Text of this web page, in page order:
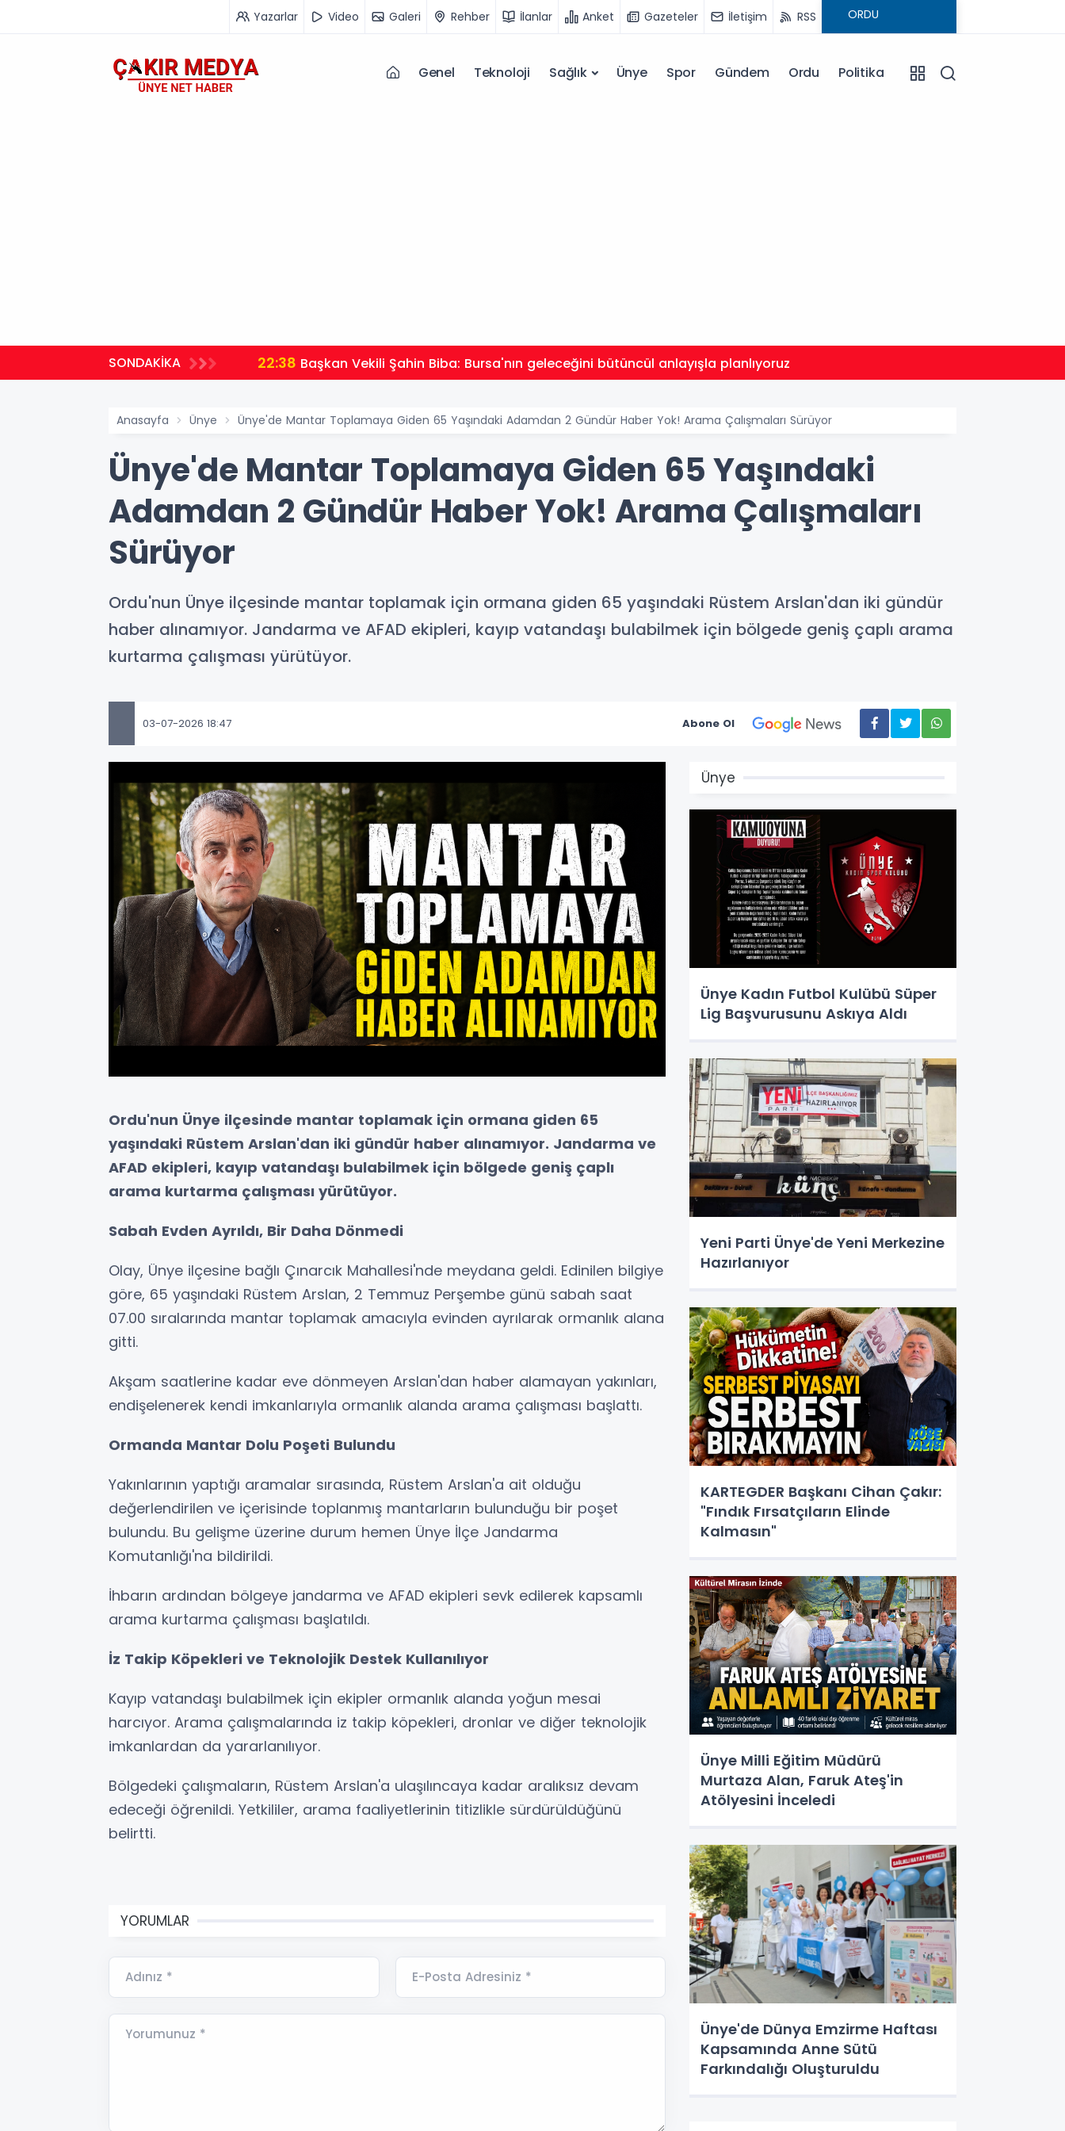
Yazarlar Video Galeri Rehber İlanlar Anket Gazeteler İletişim RSS
Genel Teknoloji Sağlık Ünye Spor Gündem Ordu Politika
SONDAKİKA 22:38 Başkan Vekili Şahin Biba: Bursa'nın geleceğini bütüncül anlayışla planlıyoruz
Anasayfa Ünye Ünye'de Mantar Toplamaya Giden 65 Yaşındaki Adamdan 2 Gündür Haber Yok! Arama Çalışmaları Sürüyor
Ünye'de Mantar Toplamaya Giden 65 Yaşındaki
Adamdan 2 Gündür Haber Yok! Arama Çalışmaları
Sürüyor
Ordu'nun Ünye ilçesinde mantar toplamak için ormana giden 65 yaşındaki Rüstem Arslan'dan iki gündür
haber alınamıyor. Jandarma ve AFAD ekipleri, kayıp vatandaşı bulabilmek için bölgede geniş çaplı arama
kurtarma çalışması yürütüyor.
03-07-2026 18:47 Abone Ol
Ordu'nun Ünye ilçesinde mantar toplamak için ormana giden 65
yaşındaki Rüstem Arslan'dan iki gündür haber alınamıyor. Jandarma ve
AFAD ekipleri, kayıp vatandaşı bulabilmek için bölgede geniş çaplı
arama kurtarma çalışması yürütüyor.
Sabah Evden Ayrıldı, Bir Daha Dönmedi
Olay, Ünye ilçesine bağlı Çınarcık Mahallesi'nde meydana geldi. Edinilen bilgiye
göre, 65 yaşındaki Rüstem Arslan, 2 Temmuz Perşembe günü sabah saat
07.00 sıralarında mantar toplamak amacıyla evinden ayrılarak ormanlık alana
gitti.
Akşam saatlerine kadar eve dönmeyen Arslan'dan haber alamayan yakınları,
endişelenerek kendi imkanlarıyla ormanlık alanda arama çalışması başlattı.
Ormanda Mantar Dolu Poşeti Bulundu
Yakınlarının yaptığı aramalar sırasında, Rüstem Arslan'a ait olduğu
değerlendirilen ve içerisinde toplanmış mantarların bulunduğu bir poşet
bulundu. Bu gelişme üzerine durum hemen Ünye İlçe Jandarma
Komutanlığı'na bildirildi.
İhbarın ardından bölgeye jandarma ve AFAD ekipleri sevk edilerek kapsamlı
arama kurtarma çalışması başlatıldı.
İz Takip Köpekleri ve Teknolojik Destek Kullanılıyor
Kayıp vatandaşı bulabilmek için ekipler ormanlık alanda yoğun mesai
harcıyor. Arama çalışmalarında iz takip köpekleri, dronlar ve diğer teknolojik
imkanlardan da yararlanılıyor.
Bölgedeki çalışmaların, Rüstem Arslan'a ulaşılıncaya kadar aralıksız devam
edeceği öğrenildi. Yetkililer, arama faaliyetlerinin titizlikle sürdürüldüğünü
belirtti.
YORUMLAR
Adınız * E-Posta Adresiniz *
Yorumunuz *
Ünye
Ünye Kadın Futbol Kulübü Süper
Lig Başvurusunu Askıya Aldı
Yeni Parti Ünye'de Yeni Merkezine
Hazırlanıyor
KARTEGDER Başkanı Cihan Çakır:
"Fındık Fırsatçıların Elinde
Kalmasın"
Ünye Milli Eğitim Müdürü
Murtaza Alan, Faruk Ateş'in
Atölyesini İnceledi
Ünye'de Dünya Emzirme Haftası
Kapsamında Anne Sütü
Farkındalığı Oluşturuldu